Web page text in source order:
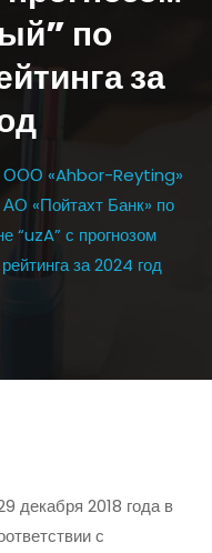
по
за
ООО «Ahbor-Reyting»
АО «Пойтахт Банк» по
“uzA” с прогнозом
за 2024 год
декабря 2018 года в
с